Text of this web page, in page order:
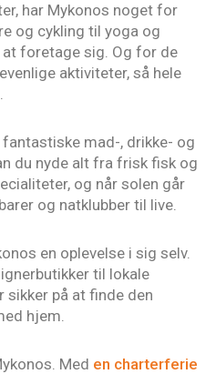
har Mykonos noget for
og cykling til yoga og
foretage sig. Og for de
aktiviteter, så hele
mad-, drikke- og
du nyde alt fra frisk fisk og
og når solen går
og natklubber til live.
en oplevelse i sig selv.
til lokale
sikker på at finde den
hjem.
Med en charterferie